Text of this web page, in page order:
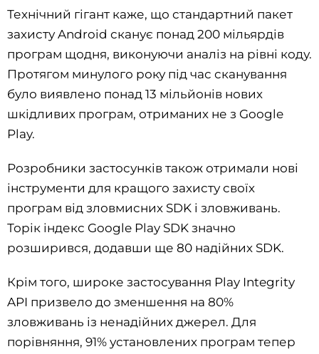
Технічний гігант каже, що стандартний пакет
захисту Android сканує понад 200 мільярдів
програм щодня, виконуючи аналіз на рівні коду.
Протягом минулого року під час сканування
було виявлено понад 13 мільйонів нових
шкідливих програм, отриманих не з Google
Play.
Розробники застосунків також отримали нові
інструменти для кращого захисту своїх
програм від зловмисних SDK і зловживань.
Торік індекс Google Play SDK значно
розширився, додавши ще 80 надійних SDK.
Крім того, широке застосування Play Integrity
API призвело до зменшення на 80%
зловживань із ненадійних джерел. Для
порівняння, 91% установлених програм тепер